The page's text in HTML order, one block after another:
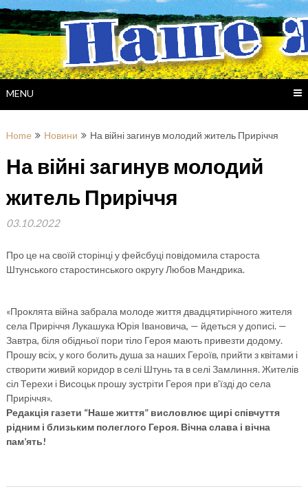
Skip
to
content
MENU
Home Новини На війні загинув молодий житель Приріччя
На війні загинув молодий
житель Приріччя
03.10.2022
Про це на своїй сторінці у фейсбуці повідомила староста
Штунського старостинського округу Любов Мандрика.
«Проклята війна забрала молоде життя двадцятирічного жителя
села Приріччя Лукашука Юрія Івановича, — йдеться у дописі. —
Завтра, біля обідньої пори тіло Героя мають привезти додому.
Прошу всіх, у кого болить душа за наших Героїв, прийти з квітами і
створити живий коридор в селі Штунь та в селі Замлиння. Жителів
сіл Терехи і Висоцьк прошу зустріти Героя при в’їзді до села
Приріччя».
Редакція газети “Наше життя” висловлює щирі співчуття
рідним і близьким полеглого Героя. Вічна слава і вічна
пам’ять!